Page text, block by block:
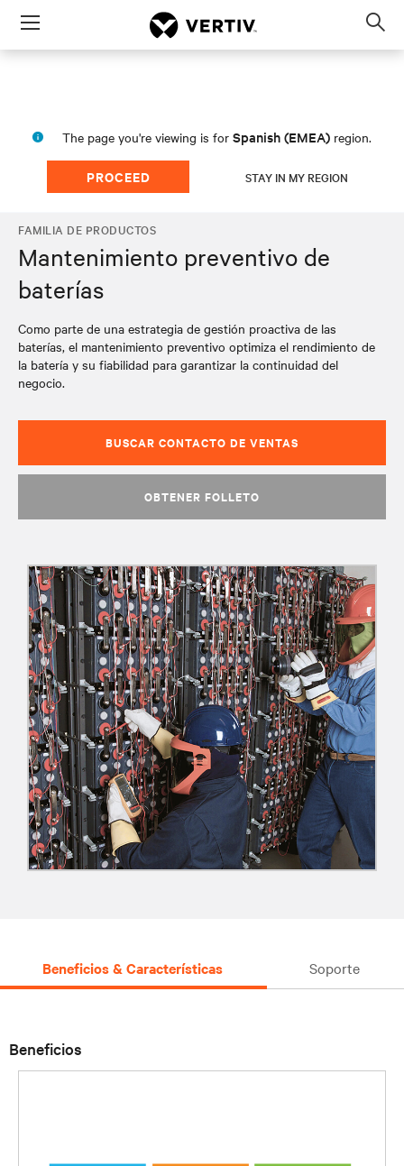
Menu
The page you're viewing is for Spanish (EMEA) region.
PROCEED STAY IN MY REGION
FAMILIA DE PRODUCTOS
Mantenimiento preventivo de
baterías
Como parte de una estrategia de gestión proactiva de las
baterías, el mantenimiento preventivo optimiza el rendimiento de
la batería y su fiabilidad para garantizar la continuidad del
negocio.
BUSCAR CONTACTO DE VENTAS
OBTENER FOLLETO
Beneficios & Características Soporte
Beneficios